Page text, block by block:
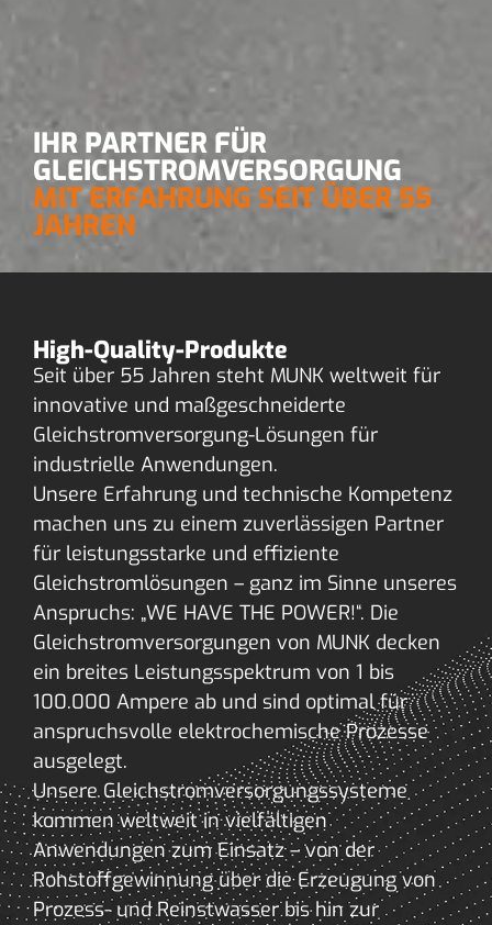
IHR PARTNER FÜR
GLEICHSTROM­VERSORGUNG
MIT ERFAHRUNG SEIT ÜBER 55
JAHREN
High-Quality-Produkte
Seit über 55 Jahren steht MUNK weltweit für
innovative und maßgeschneiderte
Gleichstromversorgung-Lösungen für
industrielle Anwendungen.
Unsere Erfahrung und technische Kompetenz
machen uns zu einem zuverlässigen Partner
für leistungsstarke und effiziente
Gleichstromlösungen – ganz im Sinne unseres
Anspruchs: „WE HAVE THE POWER!“. Die
Gleichstromversorgungen von MUNK decken
ein breites Leistungsspektrum von 1 bis
100.000 Ampere ab und sind optimal für
anspruchsvolle elektrochemische Prozesse
ausgelegt.
Unsere Gleichstromversorgungssysteme
kommen weltweit in vielfältigen
Anwendungen zum Einsatz – von der
Rohstoffgewinnung über die Erzeugung von
Prozess- und Reinstwasser bis hin zur